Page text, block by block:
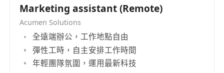
熟練操作 OpenShift（含 OCP 4.x+），具備專案導
入、Node 管理、Operator 部署與
Prometheus/Grafana 監控整合經驗
有銀行、證券或保險等金融業資訊系統維運經驗者
優先，熟悉金融監理要求（如金管會資安規範、
Marketing assistant (Remote)
Acumen Solutions
全遠端辦公，工作地點自由
彈性工時，自主安排工作時間
年輕團隊氛圍，運用最新科技